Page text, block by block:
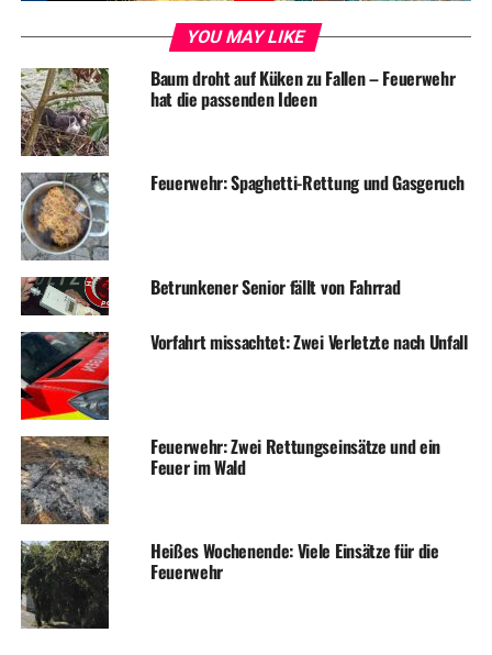
Feuerwehr am Dienstag dreimal im Einsatz
DON'T MISS
Einbrechen war gestern – Diebe treten Tür ein
YOU MAY LIKE
Baum droht auf Küken zu Fallen – Feuerwehr
hat die passenden Ideen
Feuerwehr: Spaghetti-Rettung und Gasgeruch
Betrunkener Senior fällt von Fahrrad
Vorfahrt missachtet: Zwei Verletzte nach Unfall
Feuerwehr: Zwei Rettungseinsätze und ein
Feuer im Wald
Heißes Wochenende: Viele Einsätze für die
Feuerwehr